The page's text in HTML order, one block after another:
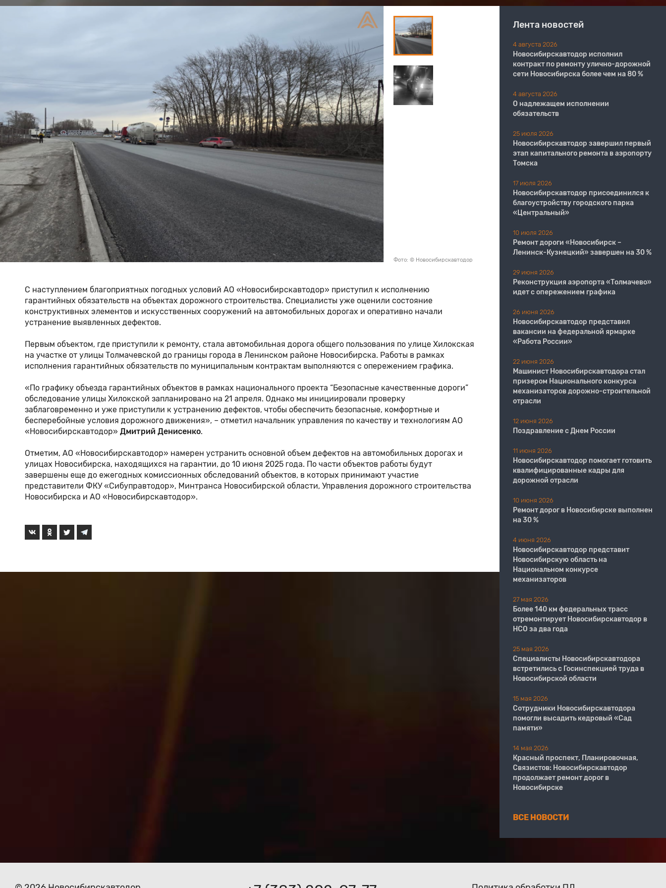
Фото: © Новосибирскавтодор
С наступлением благоприятных погодных условий АО «Новосибирскавтодор» приступил к исполнению
гарантийных обязательств на объектах дорожного строительства. Специалисты уже оценили состояние
конструктивных элементов и искусственных сооружений на автомобильных дорогах и оперативно начали
устранение выявленных дефектов.
Первым объектом, где приступили к ремонту, стала автомобильная дорога общего пользования по улице Хилокская
на участке от улицы Толмачевской до границы города в Ленинском районе Новосибирска. Работы в рамках
исполнения гарантийных обязательств по муниципальным контрактам выполняются с опережением графика.
«По графику объезда гарантийных объектов в рамках национального проекта “Безопасные качественные дороги”
обследование улицы Хилокской запланировано на 21 апреля. Однако мы инициировали проверку
заблаговременно и уже приступили к устранению дефектов, чтобы обеспечить безопасные, комфортные и
бесперебойные условия дорожного движения», – отметил начальник управления по качеству и технологиям АО
«Новосибирскавтодор» Дмитрий Денисенко.
Отметим, АО «Новосибирскавтодор» намерен устранить основной объем дефектов на автомобильных дорогах и
улицах Новосибирска, находящихся на гарантии, до 10 июня 2025 года. По части объектов работы будут
завершены еще до ежегодных комиссионных обследований объектов, в которых принимают участие
представители ФКУ «Сибуправтодор», Минтранса Новосибирской области, Управления дорожного строительства
Новосибирска и АО «Новосибирскавтодор».
Лента новостей
4 августа 2026
Новосибирскавтодор исполнил
контракт по ремонту улично-дорожной
сети Новосибирска более чем на 80 %
4 августа 2026
О надлежащем исполнении
обязательств
25 июля 2026
Новосибирскавтодор завершил первый
этап капитального ремонта в аэропорту
Томска
17 июля 2026
Новосибирскавтодор присоединился к
благоустройству городского парка
«Центральный»
10 июля 2026
Ремонт дороги «Новосибирск –
Ленинск-Кузнецкий» завершен на 30 %
29 июня 2026
Реконструкция аэропорта «Толмачево»
идет с опережением графика
26 июня 2026
Новосибирскавтодор представил
вакансии на федеральной ярмарке
«Работа России»
22 июня 2026
Машинист Новосибирскавтодора стал
призером Национального конкурса
механизаторов дорожно-строительной
отрасли
12 июня 2026
Поздравление с Днем России
11 июня 2026
​​​​​​​Новосибирскавтодор помогает готовить
квалифицированные кадры для
дорожной отрасли
10 июня 2026
Ремонт дорог в Новосибирске выполнен
на 30 %
4 июня 2026
Новосибирскавтодор представит
Новосибирскую область на
Национальном конкурсе
механизаторов
27 мая 2026
Более 140 км федеральных трасс
отремонтирует Новосибирскавтодор в
НСО за два года
25 мая 2026
Специалисты Новосибирскавтодора
встретились с Госинспекцией труда в
Новосибирской области
15 мая 2026
Сотрудники Новосибирскавтодора
помогли высадить кедровый «Сад
памяти»
14 мая 2026
Красный проспект, Планировочная,
Связистов: Новосибирскавтодор
продолжает ремонт дорог в
Новосибирске
ВСЕ НОВОСТИ